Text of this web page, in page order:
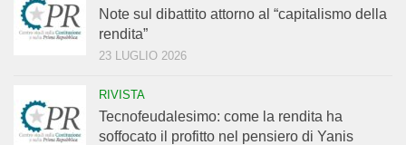
Note sul dibattito attorno al “capitalismo della
rendita”
23 LUGLIO 2026
RIVISTA
Tecnofeudalesimo: come la rendita ha
soffocato il profitto nel pensiero di Yanis